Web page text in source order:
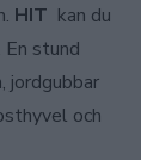
HIT kan du
En stund
jordgubbar
och